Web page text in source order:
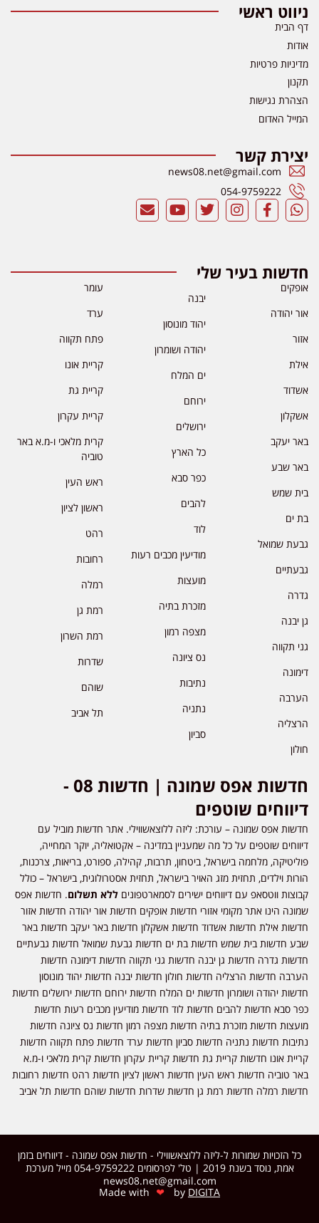
ראשי
הבית
פרטיות
נגישות
האדום
קשר
news08.net@gmail.com
054-9759222
בעיר שלי
יהודה
יעקב
שבע
שמש
ים
שמואל
תקווה
יהוד מונוסון
יהודה ושומרון
ים המלח
ירוחם
ירושלים
כל הארץ
כפר סבא
להבים
מודיעין מכבים רעות
מועצות
מזכרת בתיה
מצפה רמון
נס ציונה
נתיבות
נתניה
עומר
פתח תקווה
קריית אונו
קריית גת
קריית עקרון
קרית מלאכי ו-מ.א באר
טוביה
ראש העין
ראשון לציון
רחובות
רמלה
רמת גן
רמת השרון
שדרות
שוהם
תל אביב
חדשות אפס שמונה | חדשות 08 -
שוטפים
אפס שמונה – עורכת: ליזה ללוצאשווילי. אתר חדשות מוביל עם
שוטפים על כל מה שמעניין במדינה – אקטואליה, יוקר המחייה,
מלחמה בישראל, ביטחון, תרבות, קהילה, ספורט, בריאות, צרכנות,
וילדים, תחזית מזג האויר בישראל, תחזית אסטרולוגית, בישראל – כולל
ווטסאפ עם דיווחים ישירים לסמארטפוניםללא תשלום. חדשות אפס
הינו אתר מקומי אזורי חדשות אופקים חדשות אור יהודה חדשות אזור
אילת חדשות אשדוד חדשות אשקלון חדשות באר יעקב חדשות באר
חדשות בית שמש חדשות בת ים חדשות גבעת שמואל חדשות גבעתיים
גדרה חדשות גן יבנה חדשות גני תקווה חדשות דימונה חדשות
חדשות הרצליה חדשות חולון חדשות יבנה חדשות יהוד מונוסון
יהודה ושומרון חדשות ים המלח חדשות ירוחם חדשות ירושלים חדשות
סבא חדשות להבים חדשות לוד חדשות מודיעין מכבים רעות חדשות
חדשות מזכרת בתיה חדשות מצפה רמון חדשות נס ציונה חדשות
חדשות נתניה חדשות סביון חדשות ערד חדשות פתח תקווה חדשות
אונו חדשות קריית גת חדשות קריית עקרון חדשות קרית מלאכי ו-מ.א
טוביה חדשות ראש העין חדשות ראשון לציון חדשות רהט חדשות רחובות
רמלה חדשות רמת גן חדשות שדרות חדשות שוהם חדשות תל אביב
כל הזכויות שמורות ל-ליזה ללוצאשווילי - חדשות אפס שמונה - דיווחים בזמן
אמת, נוסד בשנת 2019 | טל' לפרסומים 054-9759222 מייל מערכת
news08.net@gmail.com
Made with
❤ byDIGITA